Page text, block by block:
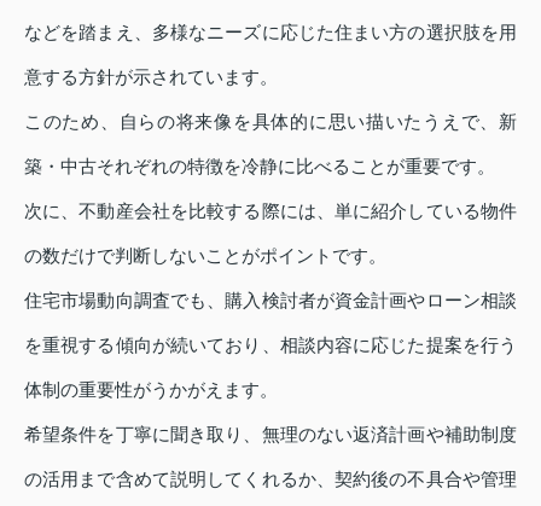
などを踏まえ、多様なニーズに応じた住まい方の選択肢を用
意する方針が示されています。
このため、自らの将来像を具体的に思い描いたうえで、新
築・中古それぞれの特徴を冷静に比べることが重要です。
次に、不動産会社を比較する際には、単に紹介している物件
の数だけで判断しないことがポイントです。
住宅市場動向調査でも、購入検討者が資金計画やローン相談
を重視する傾向が続いており、相談内容に応じた提案を行う
体制の重要性がうかがえます。
希望条件を丁寧に聞き取り、無理のない返済計画や補助制度
の活用まで含めて説明してくれるか、契約後の不具合や管理